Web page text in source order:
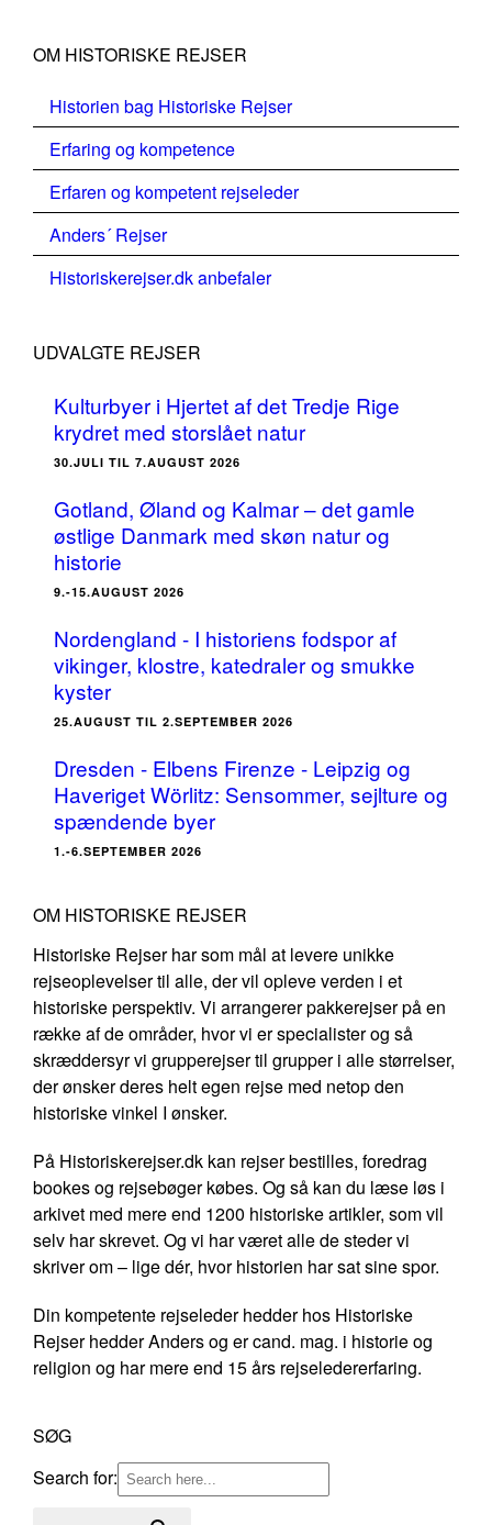
OM HISTORISKE REJSER
Historien bag Historiske Rejser
Erfaring og kompetence
Erfaren og kompetent rejseleder
Anders´ Rejser
Historiskerejser.dk anbefaler
UDVALGTE REJSER
Kulturbyer i Hjertet af det Tredje Rige
krydret med storslået natur
30.JULI TIL 7.AUGUST 2026
Gotland, Øland og Kalmar – det gamle
østlige Danmark med skøn natur og
historie
9.-15.AUGUST 2026
Nordengland - I historiens fodspor af
vikinger, klostre, katedraler og smukke
kyster
25.AUGUST TIL 2.SEPTEMBER 2026
Dresden - Elbens Firenze - Leipzig og
Haveriget Wörlitz: Sensommer, sejlture og
spændende byer
1.-6.SEPTEMBER 2026
OM HISTORISKE REJSER
Historiske Rejser har som mål at levere unikke
rejseoplevelser til alle, der vil opleve verden i et
historiske perspektiv. Vi arrangerer pakkerejser på en
række af de områder, hvor vi er specialister og så
skræddersyr vi grupperejser til grupper i alle størrelser,
der ønsker deres helt egen rejse med netop den
historiske vinkel I ønsker.
På Historiskerejser.dk kan rejser bestilles, foredrag
bookes og rejsebøger købes. Og så kan du læse løs i
arkivet med mere end 1200 historiske artikler, som vil
selv har skrevet. Og vi har været alle de steder vi
skriver om – lige dér, hvor historien har sat sine spor.
Din kompetente rejseleder hedder hos Historiske
Rejser hedder Anders og er cand. mag. i historie og
religion og har mere end 15 års rejseledererfaring.
SØG
Search for: